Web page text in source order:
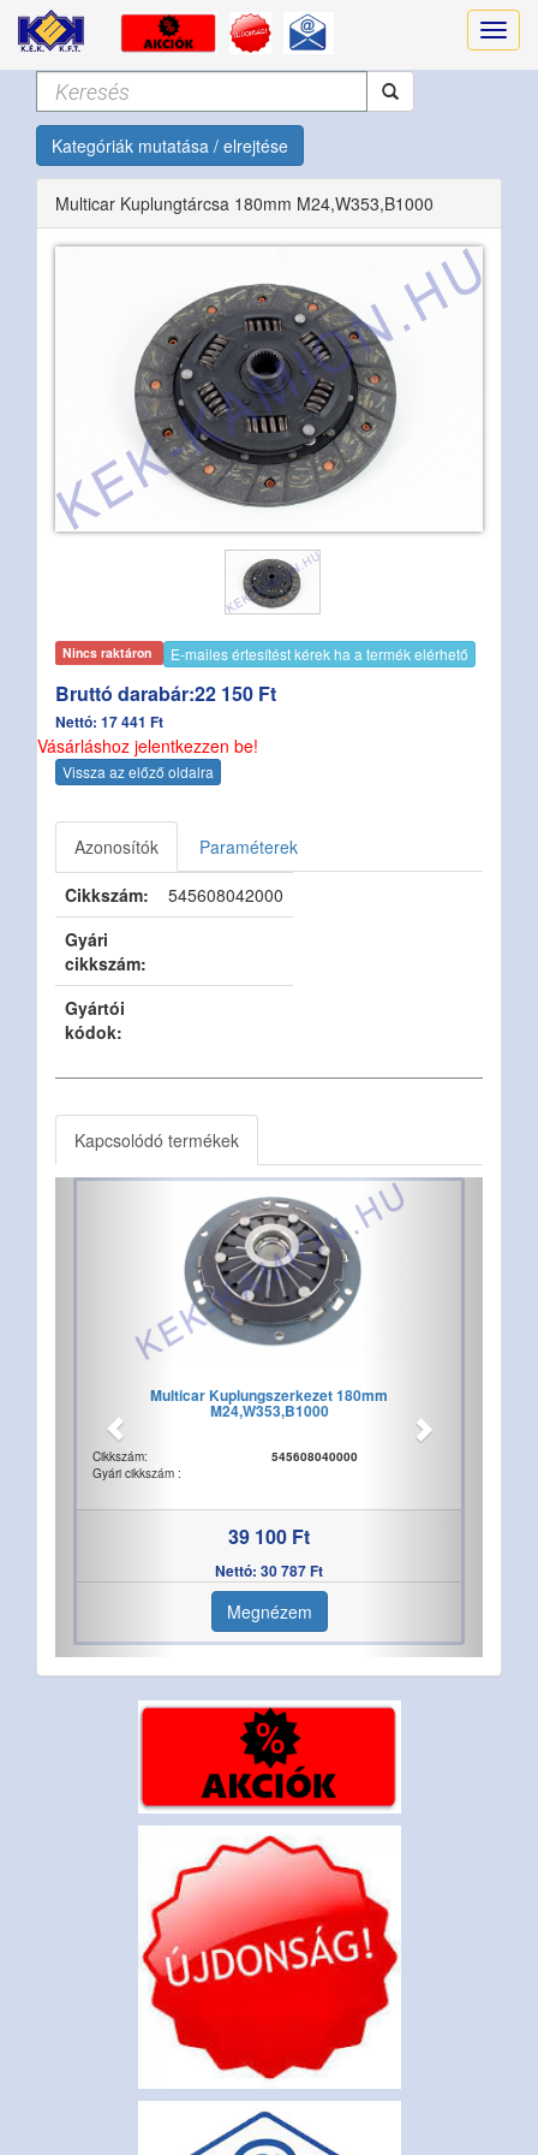
Kategóriák mutatása / elrejtése
Multicar Kuplungtárcsa 180mm M24,W353,B1000
Nincs raktáron E-mailes értesítést kérek ha a termék elérhető
Bruttó darabár:22 150 Ft
Nettó: 17 441 Ft
Vásárláshoz jelentkezzen be!
Vissza az előző oldalra
Azonosítók
Paraméterek
Cikkszám:
545608042000
Gyári
cikkszám:
Gyártói
kódok:
Kapcsolódó termékek
Multicar Kuplungszerkezet 180mm
M24,W353,B1000
Cikkszám:
545608040000
Gyári cikkszám :
39 100 Ft
Nettó: 30 787 Ft
Megnézem